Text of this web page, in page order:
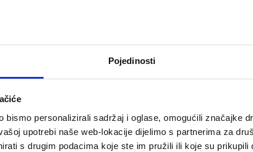
Pojedinosti
bismo personalizirali sadržaj i oglase, omogućili značajke
upotrebi naše web-lokacije dijelimo s partnerima za
s drugim podacima koje ste im pružili ili koje su prikupili
za hrvatski jezik i književnost u 3. razredu trogodišnje